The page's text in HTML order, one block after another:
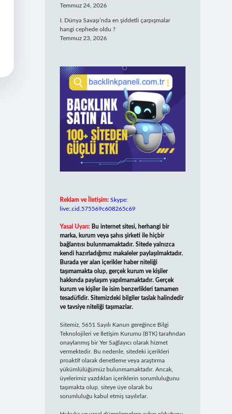
Temmuz 24, 2026
I. Dünya Savaşı’nda en şiddetli çarpışmalar
hangi cephede oldu ?
Temmuz 23, 2026
Reklam ve İletişim: Skype:
live:.cid.575569c608265c69
Yasal Uyarı: Bu internet sitesi, herhangi bir
marka, kurum veya şahıs şirketi ile hiçbir
bağlantısı bulunmamaktadır. Sitede yalnızca
kendi hazırladığımız makaleler paylaşılmaktadır.
Burada yer alan içerikler haber niteliği
taşımamakta olup, gerçek kurum ve kişiler
hakkında paylaşım yapılmamaktadır. Gerçek
kurum ve kişiler ile isim benzerlikleri tamamen
tesadüfidir. Sitemizdeki bilgiler taslak halindedir
ve tavsiye niteliği taşımazlar.
Sitemiz, 5651 Sayılı Kanun gereğince Bilgi
Teknolojileri ve İletişim Kurumu (BTK) tarafından
onaylanmış bir Yer Sağlayıcı olarak hizmet
vermektedir. Bu nedenle, sitedeki içerikleri
proaktif olarak denetleme veya araştırma
yükümlülüğümüz bulunmamaktadır. Ancak,
üyelerimiz yazdıkları içeriklerin sorumluluğunu
taşımakta olup, siteye üye olarak bu
sorumluluğu kabul etmiş sayılırlar.